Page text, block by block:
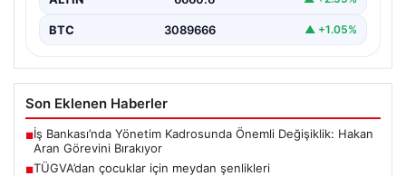
BTC 3089666 ▲ +1.05%
Son Eklenen Haberler
■İş Bankası’nda Yönetim Kadrosunda Önemli Değişiklik: Hakan
Aran Görevini Bırakıyor
■TÜGVA’dan çocuklar için meydan şenlikleri